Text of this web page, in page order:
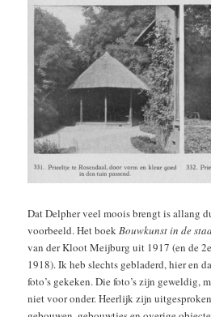
Dat Delpher veel moois brengt is allang
voorbeeld. Het boekBouwkunst in de
van der Kloot Meijburg uit 1917 (en de
1918). Ik heb slechts gebladerd, hier en
foto’s gekeken. Die foto’s zijn geweldig,
niet voor onder. Heerlijk zijn